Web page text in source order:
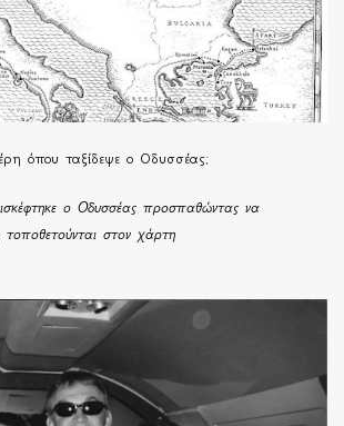
όπου ταξίδεψε ο Οδυσσέας;
ο Οδυσσέας προσπαθώντας να
τοποθετούνται στον χάρτη